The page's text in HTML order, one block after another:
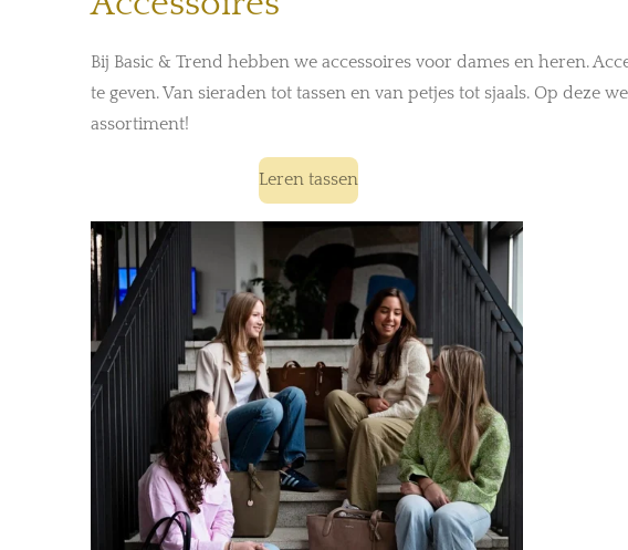
Bij Basic & Trend hebben we accessoires voor dames en heren.
te geven. Van sieraden tot tassen en van petjes tot sjaals. Op deze
assortiment!
Leren tassen